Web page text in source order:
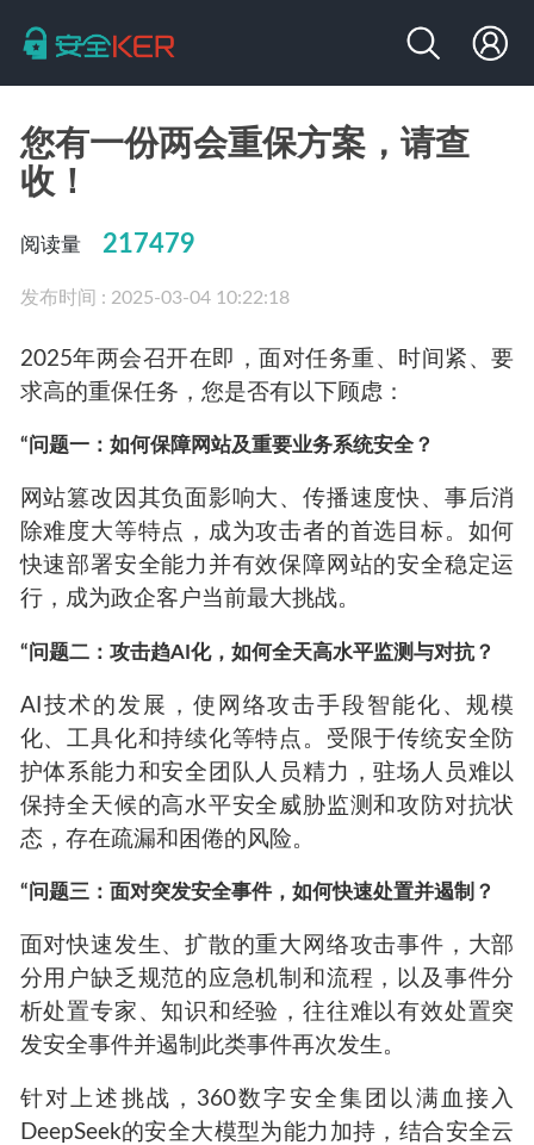
您有一份两会重保方案，请查
收！
阅读量 217479
发布时间 : 2025-03-04 10:22:18
2025年两会召开在即，面对任务重、时间紧、要
求高的重保任务，您是否有以下顾虑：
“问题一：如何保障网站及重要业务系统安全？
网站篡改因其负面影响大、传播速度快、事后消
除难度大等特点，成为攻击者的首选目标。如何
快速部署安全能力并有效保障网站的安全稳定运
行，成为政企客户当前最大挑战。
“问题二：攻击趋AI化，如何全天高水平监测与对抗？
AI技术的发展，使网络攻击手段智能化、规模
化、工具化和持续化等特点。受限于传统安全防
护体系能力和安全团队人员精力，驻场人员难以
保持全天候的高水平安全威胁监测和攻防对抗状
态，存在疏漏和困倦的风险。
“问题三：面对突发安全事件，如何快速处置并遏制？
面对快速发生、扩散的重大网络攻击事件，大部
分用户缺乏规范的应急机制和流程，以及事件分
析处置专家、知识和经验，往往难以有效处置突
发安全事件并遏制此类事件再次发生。
针对上述挑战，360数字安全集团以满血接入
DeepSeek的安全大模型为能力加持，结合安全云